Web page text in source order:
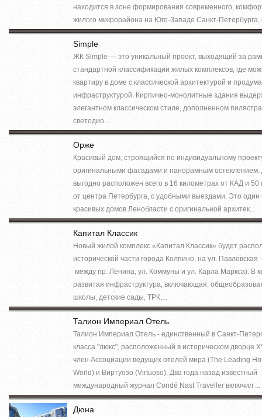
находится в зоне формирования современного,
жилого микрорайона на Юго-Западе Санкт-Петербурга,
Simple
ЖК Simple — это уникальный проект, выходящий за
стандартной классификации жилых комплексов, где
квартиру в доме с классической архитектурой и
инфраструктурой. Кирпично-монолитные здания
элегантном классическом стиле, дополненном
светодио...
Орже
Красивый дом, строящийся по индивидуальному
оригинальными фасадами и панорамным
выгодно расположен всего в 16 километрах от КАД и 50
от центра Петербурга, с удобными выездами. Это один
красивых домов Ленобласти с оригинальной архитек...
Капитал Классик
Новый жилой комплекс «Капитал Классик» будет
исторической части города Колпино, на ул.
между пр. Ленина, ул. Коммуны и ул. Карла Маркса). В
развитая инфраструктура, включающая:
школы, детские сады, ТРК,...
Талион Империал Отель
Талион Империал Отель - единственный в Санкт-
класса "люкс", расположенный в историческом дворце
член Ассоциации ведущих отелей мира (The Leading
World) и Виртуозо (Virtuoso). Два года назад известный
международный журнал Condé Nast Traveller включил ...
Дюна